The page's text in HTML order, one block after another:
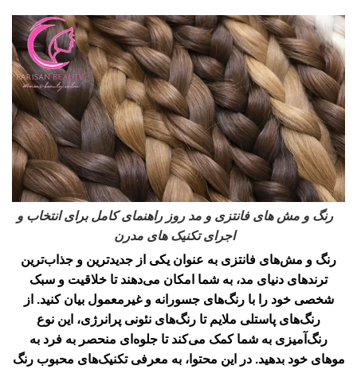
رنگ و مش های فانتزی و مد روز راهنمای کامل برای انتخاب و
اجرای تکنیک های مدرن
رنگ و مش‌های فانتزی به عنوان یکی از جدیدترین و جذاب‌ترین
ترندهای دنیای مد، به شما امکان می‌دهند تا خلاقیت و سبک
شخصی خود را با رنگ‌های جسورانه و غیرمعمول بیان کنید. از
رنگ‌های پاستلی ملایم تا رنگ‌های نئونی پرانرژی، این نوع
رنگ‌آمیزی به شما کمک می‌کند تا جلوه‌ای منحصر به فرد به
موهای خود بدهید. در این محتوا، به معرفی تکنیک‌های محبوب رنگ